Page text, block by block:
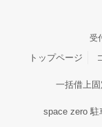
みんなの泉尾第2パ
みんなの平野宮町パ
2025/8/8
受
トップページ
一括借上
space zero 駐